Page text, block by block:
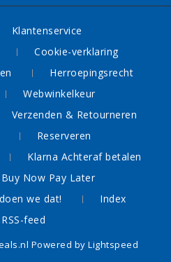
Klantenservice
Cookie-verklaring
Herroepingsrecht
Webwinkelkeur
Verzenden & Retourneren
Reserveren
Klarna Achteraf betalen
Now Pay Later
we dat!
Index
RSS-feed
Powered by Lightspeed